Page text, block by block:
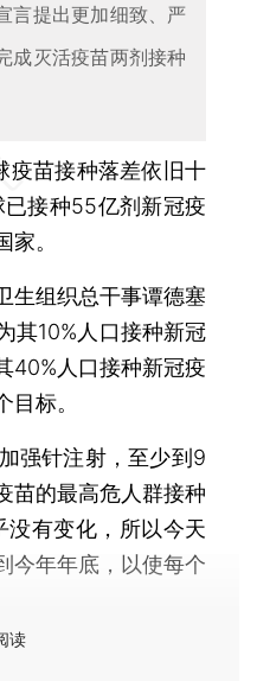
言提出更加细致、严
成灭活疫苗两剂接种
疫苗接种落差依旧十
接种55亿剂新冠疫
。
组织总干事谭德塞
其10%人口接种新冠
40%人口接种新冠疫
标。
强针注射，至少到9
苗的最高危人群接种
没有变化，所以今天
今年年底，以使每个
读